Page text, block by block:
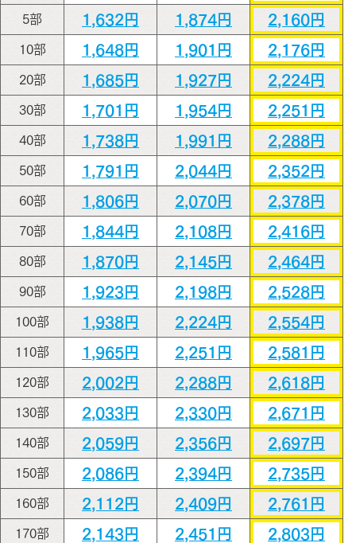
5部 1,632円 1,874円 2,160円
10部 1,648円 1,901円 2,176円
20部 1,685円 1,927円 2,224円
30部 1,701円 1,954円 2,251円
40部 1,738円 1,991円 2,288円
50部 1,791円 2,044円 2,352円
60部 1,806円 2,070円 2,378円
70部 1,844円 2,108円 2,416円
80部 1,870円 2,145円 2,464円
90部 1,923円 2,198円 2,528円
100部 1,938円 2,224円 2,554円
110部 1,965円 2,251円 2,581円
120部 2,002円 2,288円 2,618円
130部 2,033円 2,330円 2,671円
140部 2,059円 2,356円 2,697円
150部 2,086円 2,394円 2,735円
160部 2,112円 2,409円 2,761円
170部 2,143円 2,451円 2,803円